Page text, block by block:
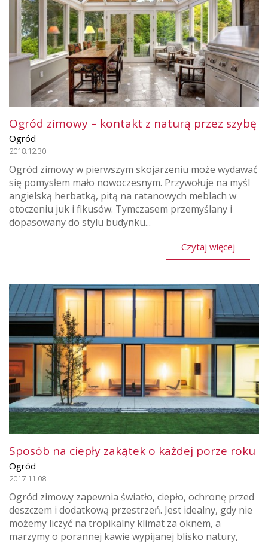
Ogród zimowy – kontakt z naturą przez szybę
Ogród
2018.12.30
Ogród zimowy w pierwszym skojarzeniu może wydawać
się pomysłem mało nowoczesnym. Przywołuje na myśl
angielską herbatką, pitą na ratanowych meblach w
otoczeniu juk i fikusów. Tymczasem przemyślany i
dopasowany do stylu budynku...
Czytaj więcej
Sposób na ciepły zakątek o każdej porze roku
Ogród
2017.11.08
Ogród zimowy zapewnia światło, ciepło, ochronę przed
deszczem i dodatkową przestrzeń. Jest idealny, gdy nie
możemy liczyć na tropikalny klimat za oknem, a
marzymy o porannej kawie wypijanej blisko natury,